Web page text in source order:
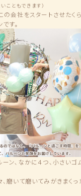
こともできます）
の会社をスタートさせたく
す。
ン、なかに４つ、小さいゴ
磨いて磨いてみがきまくっ